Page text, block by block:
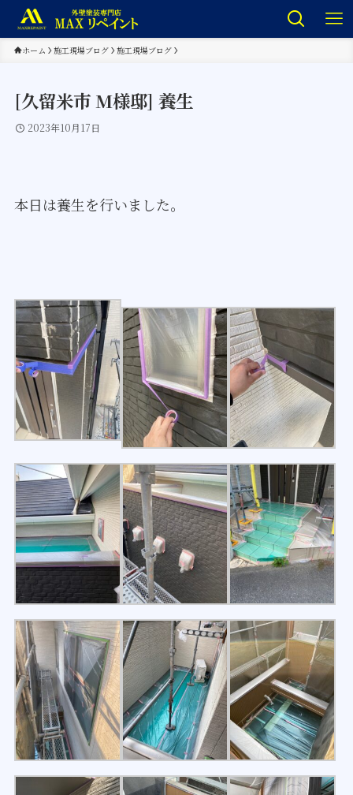
ホーム 施工現場ブログ 施工現場ブログ
[久留米市 M様邸] 養生
2023年10月17日
本日は養生を行いました。